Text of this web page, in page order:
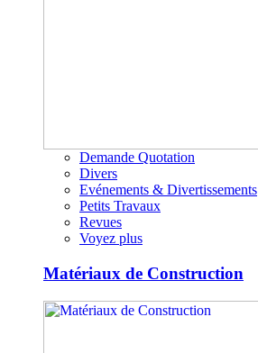
Demande Quotation
Divers
Evénements & Divertissements
Petits Travaux
Revues
Voyez plus
Matériaux de Construction